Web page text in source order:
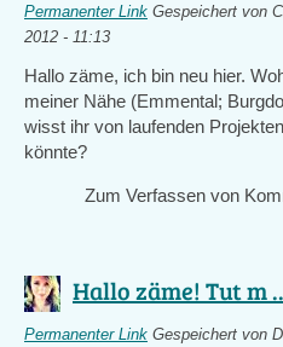
Permanenter Link Gespeichert von
2012 - 11:13
Hallo zäme, ich bin neu hier.
meiner Nähe (Emmental;
wisst ihr von laufenden
könnte?
Zum Verfassen von
Hallo zäme! Tut m ..
Permanenter Link Gespeichert von